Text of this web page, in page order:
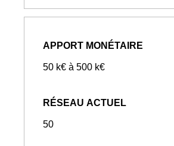
APPORT MONÉTAIRE
50 k€ à 500 k€
RÉSEAU ACTUEL
50